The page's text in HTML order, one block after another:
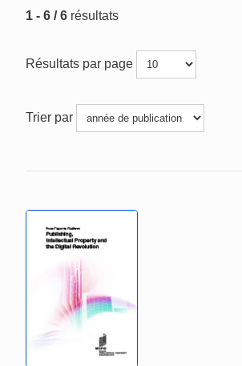
1 - 6 / 6 résultats
Résultats par page
Trier par